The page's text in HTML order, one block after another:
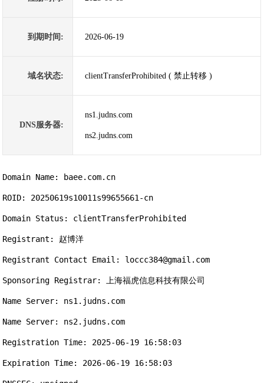
到期时间: 2026-06-19
域名状态: clientTransferProhibited ( 禁止转移 )
DNS服务器:
ns1.judns.com
ns2.judns.com
Domain Name: baee.com.cn
ROID: 20250619s10011s99655661-cn
Domain Status: clientTransferProhibited
Registrant: 赵博洋
Registrant Contact Email: loccc384@gmail.com
Sponsoring Registrar: 上海福虎信息科技有限公司
Name Server: ns1.judns.com
Name Server: ns2.judns.com
Registration Time: 2025-06-19 16:58:03
Expiration Time: 2026-06-19 16:58:03